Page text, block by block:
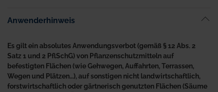
Anwenderhinweis
Es gilt ein absolutes Anwendungsverbot (gemäß § 12 Abs. 2
Satz 1 und 2 PflSchG) von Pflanzenschutzmitteln auf
befestigten Flächen (wie Gehwegen, Auffahrten, Terrassen,
Wegen und Plätzen…), auf sonstigen nicht landwirtschaftlich,
forstwirtschaftlich oder gärtnerisch genutzten Flächen (Säume